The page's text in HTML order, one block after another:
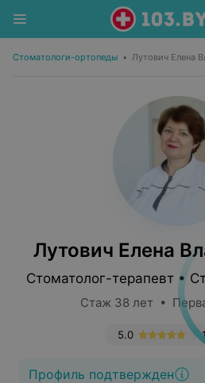
Стоматологи-ортопеды • Лутович Елена
Лутович Елена
Стоматолог-терапевт •
Стаж 38 лет •
5.0
Профиль подтвержден